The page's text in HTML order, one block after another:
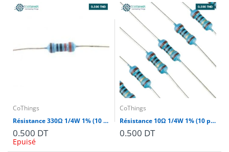
CoThings
Résistance 330Ω 1/4W 1% (10 pièces)
0.500 DT
Epuisé
CoThings
Résistance 10Ω 1/4W 1% (10 pièces)
0.500 DT